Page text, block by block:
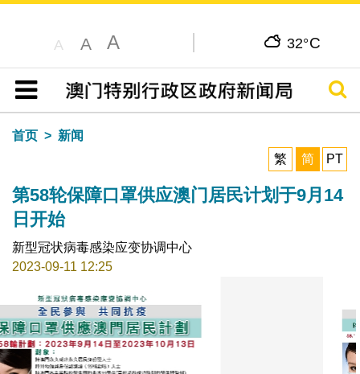
A A A 32°C
目录
搜寻
首页
新闻
繁
简 PT
第58轮保障口罩供应澳门居民计划于9月14
日开始
新型冠状病毒感染应变协调中心
2023-09-11 12:25